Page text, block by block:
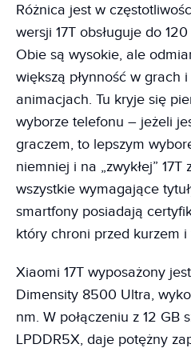
Różnica jest w
wersji 17T obsługuje do
Obie są wysokie, ale
większą płynność w grach
animacjach. Tu kryje się
wyborze telefonu – jeżeli
graczem, to lepszym
niemniej i na „zwykłej”
wszystkie wymagające
smartfony posiadają
który chroni przed kurzem i
Xiaomi 17T wyposażony
Dimensity 8500 Ultra,
nm. W połączeniu z 12 GB
LPDDR5X, daje potężny